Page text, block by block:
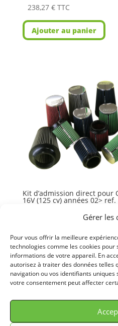
Gérer les
Pour vous offrir la meilleure
technologies comme les cookies
informations de votre appareil. En
autorisez à traiter des données telles
navigation ou vos identifiants
votre consentement peut affecter
238,27 € TTC
Ajouter au panier
Kit d’admission direct pour
16V (125 cv) années 02> ref.
Ajouter au panier
© GREEN FILTER